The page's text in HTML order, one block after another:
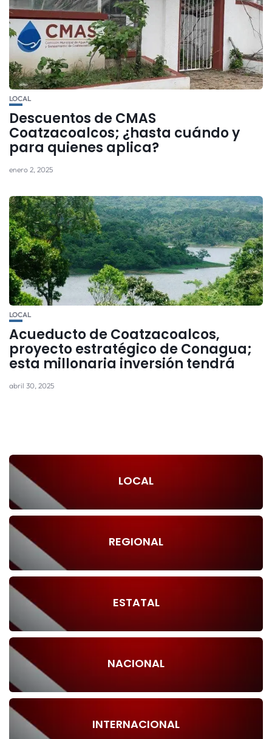
LOCAL
Descuentos de CMAS
Coatzacoalcos; ¿hasta cuándo y
para quienes aplica?
enero 2, 2025
LOCAL
Acueducto de Coatzacoalcos,
proyecto estratégico de Conagua;
esta millonaria inversión tendrá
abril 30, 2025
LOCAL
REGIONAL
ESTATAL
NACIONAL
INTERNACIONAL